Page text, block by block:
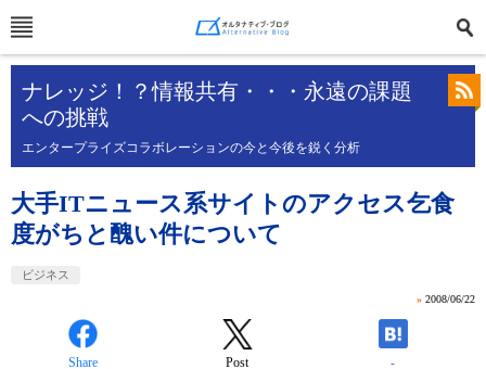
ナレッジ！？情報共有・・・永遠の課題
への挑戦
エンタープライズコラボレーションの今と今後を鋭く分析
大手ITニュース系サイトのアクセス乞食
度がちと醜い件について
ビジネス
» 2008/06/22
Share Post -